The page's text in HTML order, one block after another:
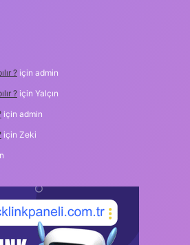
? için admin
? için Yalçın
için admin
için Zeki